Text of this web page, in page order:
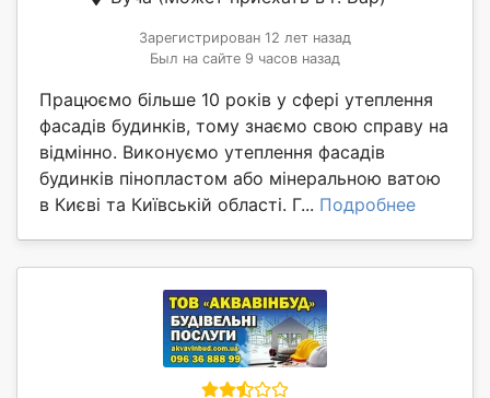
Зарегистрирован 12 лет назад
Был на сайте 9 часов назад
Працюємо більше 10 років у сфері утеплення
фасадів будинків, тому знаємо свою справу на
відмінно. Виконуємо утеплення фасадів
будинків пінопластом або мінеральною ватою
в Києві та Київській області. Г... Подробнее